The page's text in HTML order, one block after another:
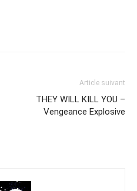
Article suivant
THEY WILL KILL YOU –
Vengeance Explosive